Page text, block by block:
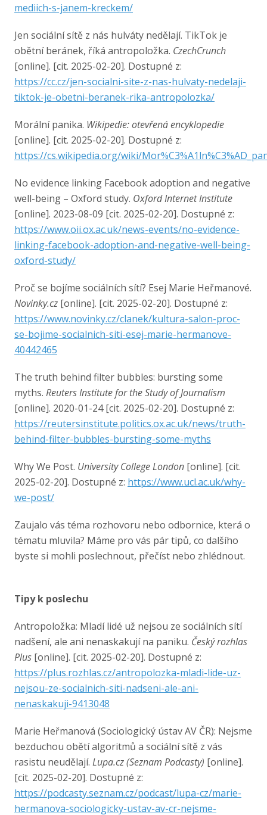
mediich-s-janem-kreckem/
Jen sociální sítě z nás hulváty nedělají. TikTok je
obětní beránek, říká antropoložka. CzechCrunch
[online]. [cit. 2025-02-20]. Dostupné z:
https://cc.cz/jen-socialni-site-z-nas-hulvaty-nedelaji-
tiktok-je-obetni-beranek-rika-antropolozka/
Morální panika. Wikipedie: otevřená encyklopedie
[online]. [cit. 2025-02-20]. Dostupné z:
https://cs.wikipedia.org/wiki/
No evidence linking Facebook adoption and negative
well-being – Oxford study. Oxford Internet Institute
[online]. 2023-08-09 [cit. 2025-02-20]. Dostupné z:
https://www.oii.ox.ac.uk/news-events/no-evidence-
linking-facebook-adoption-and-negative-well-being-
oxford-study/
Proč se bojíme sociálních sítí? Esej Marie Heřmanové.
Novinky.cz [online]. [cit. 2025-02-20]. Dostupné z:
https://www.novinky.cz/clanek/kultura-salon-proc-
se-bojime-socialnich-siti-esej-marie-hermanove-
40442465
The truth behind filter bubbles: bursting some
myths. Reuters Institute for the Study of Journalism
[online]. 2020-01-24 [cit. 2025-02-20]. Dostupné z:
https://reutersinstitute.politics.ox.ac.uk/news/truth-
behind-filter-bubbles-bursting-some-myths
Why We Post. University College London [online]. [cit.
2025-02-20]. Dostupné z: https://www.ucl.ac.uk/why-
we-post/
Zaujalo vás téma rozhovoru nebo odbornice, která o
tématu mluvila? Máme pro vás pár tipů, co dalšího
byste si mohli poslechnout, přečíst nebo zhlédnout.
Tipy k poslechu
Antropoložka: Mladí lidé už nejsou ze sociálních sítí
nadšení, ale ani nenaskakují na paniku. Český rozhlas
Plus [online]. [cit. 2025-02-20]. Dostupné z:
https://plus.rozhlas.cz/antropolozka-mladi-lide-uz-
nejsou-ze-socialnich-siti-nadseni-ale-ani-
nenaskakuji-9413048
Marie Heřmanová (Sociologický ústav AV ČR): Nejsme
bezduchou obětí algoritmů a sociální sítě z vás
rasistu neudělají. Lupa.cz (Seznam Podcasty) [online].
[cit. 2025-02-20]. Dostupné z:
https://podcasty.seznam.cz/podcast/lupa-cz/marie-
hermanova-sociologicky-ustav-av-cr-nejsme-